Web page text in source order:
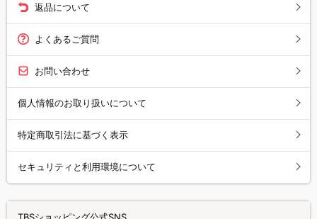
返品について
よくあるご質問
お問い合わせ
個人情報のお取り扱いについて
特定商取引法に基づく表示
セキュリティと利用環境について
TBSショッピング公式SNS